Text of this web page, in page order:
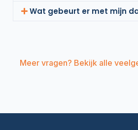
Wat gebeurt er met mijn
Meer vragen? Bekijk alle